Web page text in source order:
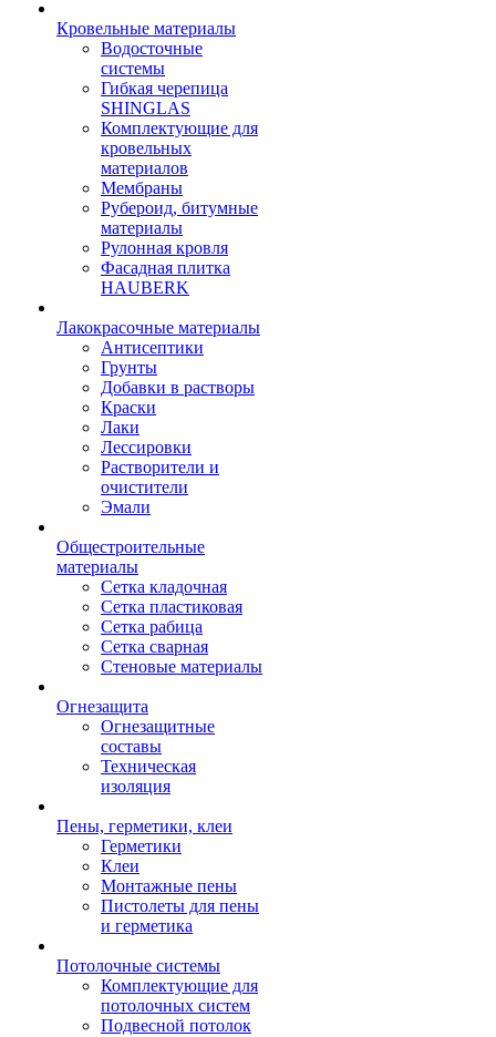
Кровельные материалы
Водосточные
системы
Гибкая черепица
SHINGLAS
Комплектующие для
кровельных
материалов
Мембраны
Рубероид, битумные
материалы
Рулонная кровля
Фасадная плитка
HAUBERK
Лакокрасочные материалы
Антисептики
Грунты
Добавки в растворы
Краски
Лаки
Лессировки
Растворители и
очистители
Эмали
Общестроительные
материалы
Сетка кладочная
Сетка пластиковая
Сетка рабица
Сетка сварная
Стеновые материалы
Огнезащита
Огнезащитные
составы
Техническая
изоляция
Пены, герметики, клеи
Герметики
Клеи
Монтажные пены
Пистолеты для пены
и герметика
Потолочные системы
Комплектующие для
потолочных систем
Подвесной потолок